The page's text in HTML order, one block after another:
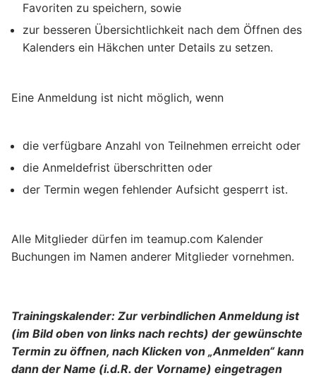
Favoriten zu speichern, sowie
zur besseren Übersichtlichkeit nach dem Öffnen des
Kalenders ein Häkchen unter Details zu setzen.
Eine Anmeldung ist nicht möglich, wenn
die verfügbare Anzahl von Teilnehmen erreicht oder
die Anmeldefrist überschritten oder
der Termin wegen fehlender Aufsicht gesperrt ist.
Alle Mitglieder dürfen im teamup.com Kalender
Buchungen im Namen anderer Mitglieder vornehmen.
Trainingskalender: Zur verbindlichen Anmeldung ist
(im Bild oben von links nach rechts) der gewünschte
Termin zu öffnen, nach Klicken von „Anmelden“ kann
dann der Name (i.d.R. der Vorname) eingetragen